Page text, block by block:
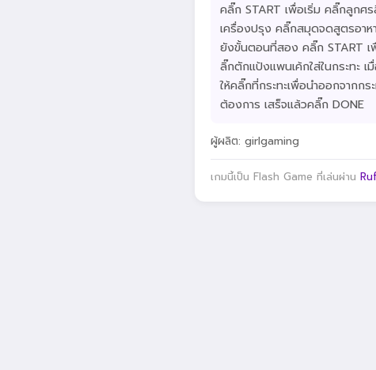
คลิ๊ก START เพื่อเริ่ม คลิ๊กลูกศ
เครื่องปรุง คลิ๊กสมุดจดสูตรอา
ยังขั้นตอนที่สอง คลิ๊ก START เ
ลิ๊กตักแป้งแพนเค้กใส่ในกระทะ
ให้คลิ๊กที่กระทะเพื่อนำออกจาก
ต้องการ เสร็จแล้วคลิ๊ก DONE
ผู้ผลิต: girlgaming
เกมนี้เป็น Flash Game ที่เล่นผ่าน